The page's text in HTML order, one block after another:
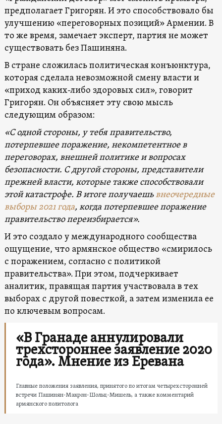
предполагает Григорян. И это способствовало бы
улучшению «переговорных позиций» Армении. В
то же время, замечает эксперт, партия не может
существовать без Пашиняна.
В стране сложилась политическая конъюнктура,
которая сделала невозможной смену власти и
«приход каких-либо здоровых сил», говорит
Григорян. Он объясняет эту свою мысль
следующим образом:
«С одной стороны, у тебя правительство,
потерпевшее поражение, некомпетентное в
переговорах, внешней политике и вопросах
безопасности. С другой стороны, представители
прежней власти, которые также способствовали
этой катастрофе. В итоге получаешьвнеочередные
выборы 2021 года, когда потерпевшее поражение
правительство переизбирается».
И это создало у международного сообщества
ощущение, что армянское общество «смирилось
с поражением, согласно с политикой
правительства». При этом, подчеркивает
аналитик, правящая партия участвовала в тех
выборах с другой повесткой, а затем изменила ее
по ключевым вопросам.
«В Гранаде аннулировали
трехстороннее заявление 2020
года». Мнение из Еревана
Главные положения заявления, принятого по итогам четырехсторонней
встречи Пашинян-Макрон-Шольц-Мишель, а также комментарий
армянского политолога